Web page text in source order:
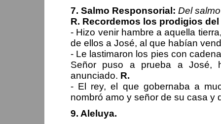
7. Salmo Responsorial: Del
R. Recordemos los prodigios del
- Hizo venir hambre a aquella
de ellos a José, al que habían
- Le lastimaron los pies con
Señor puso a prueba a José,
anunciado. R.
- El rey, el que gobernaba a
nombró amo y señor de su casa y
9. Aleluya.